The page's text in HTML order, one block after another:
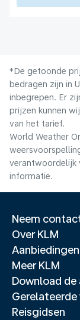
*De getoonde
bedragen zijn in
inbegrepen. Er
prijzen kunnen
van het tarief.
World Weather
verantwoordelijk
informatie.
Neem
Over KLM
Aanbiedingen
Meer KLM
Download de
Reisgidsen